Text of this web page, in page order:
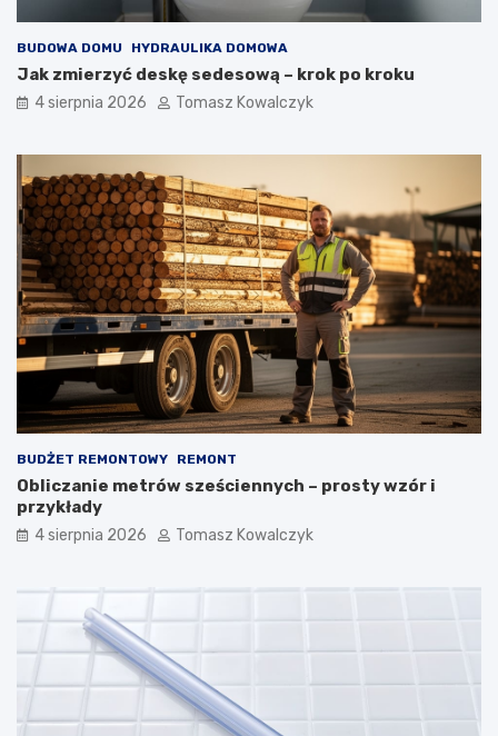
BUDOWA DOMU HYDRAULIKA DOMOWA
Jak zmierzyć deskę sedesową – krok po kroku
4 sierpnia 2026 Tomasz Kowalczyk
BUDŻET REMONTOWY REMONT
Obliczanie metrów sześciennych – prosty wzór i
przykłady
4 sierpnia 2026 Tomasz Kowalczyk